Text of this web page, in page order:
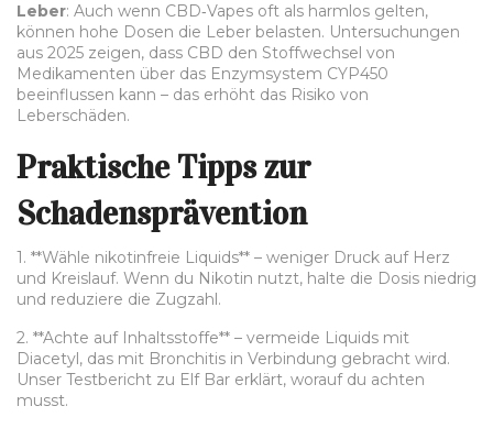
Leber: Auch wenn CBD‑Vapes oft als harmlos gelten,
können hohe Dosen die Leber belasten. Untersuchungen
aus 2025 zeigen, dass CBD den Stoffwechsel von
Medikamenten über das Enzymsystem CYP450
beeinflussen kann – das erhöht das Risiko von
Leberschäden.
Praktische Tipps zur
Schadensprävention
1. **Wähle nikotinfreie Liquids** – weniger Druck auf Herz
und Kreislauf. Wenn du Nikotin nutzt, halte die Dosis niedrig
und reduziere die Zugzahl.
2. **Achte auf Inhaltsstoffe** – vermeide Liquids mit
Diacetyl, das mit Bronchitis in Verbindung gebracht wird.
Unser Testbericht zu Elf Bar erklärt, worauf du achten
musst.